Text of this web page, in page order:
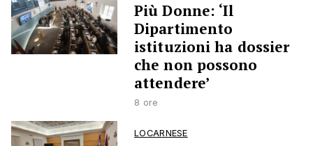
Più Donne: ‘Il
Dipartimento
istituzioni ha dossier
che non possono
attendere’
8 ore
LOCARNESE